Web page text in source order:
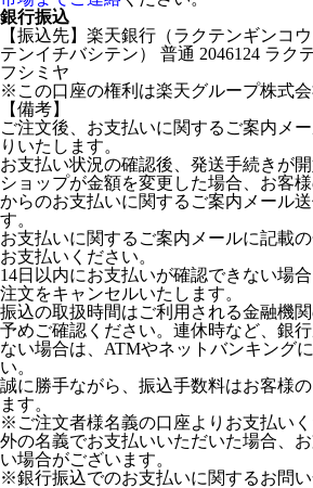
銀行振込
【振込先】楽天銀行（ラクテンギンコ
テンイチバシテン） 普通 2046124 ラク
フシミヤ
※この口座の権利は楽天グループ株式会
【備考】
ご注文後、お支払いに関するご案内メ
りいたします。
お支払い状況の確認後、発送手続きが開
ショップが金額を変更した場合、お客
からのお支払いに関するご案内メール
す。
お支払いに関するご案内メールに記載
お支払いください。
14日以内にお支払いが確認できない場
注文をキャンセルいたします。
振込の取扱時間はご利用される金融機
予めご確認ください。連休時など、銀
ない場合は、ATMやネットバンキング
い。
誠に勝手ながら、振込手数料はお客様
ます。
※ご注文者様名義の口座よりお支払い
外の名義でお支払いいただいた場合、
い場合がございます。
※銀行振込でのお支払いに関するお問